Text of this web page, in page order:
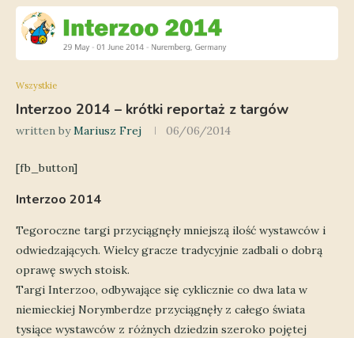
Wszystkie
Interzoo 2014 – krótki reportaż z targów
written byMariusz Frej 06/06/2014
[fb_button]
Interzoo 2014
Tegoroczne targi przyciągnęły mniejszą ilość wystawców i
odwiedzających. Wielcy gracze tradycyjnie zadbali o dobrą
oprawę swych stoisk.
Targi Interzoo, odbywające się cyklicznie co dwa lata w
niemieckiej Norymberdze przyciągnęły z całego świata
tysiące wystawców z różnych dziedzin szeroko pojętej